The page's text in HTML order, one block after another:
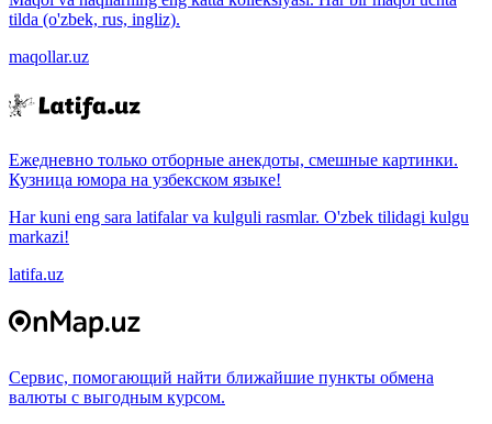
tilda (o'zbek, rus, ingliz).
maqollar.uz
Ежедневно только отборные анекдоты, смешные картинки.
Кузница юмора на узбекском языке!
Har kuni eng sara latifalar va kulguli rasmlar. O'zbek tilidagi kulgu
markazi!
latifa.uz
Сервис, помогающий найти ближайшие пункты обмена
валюты с выгодным курсом.